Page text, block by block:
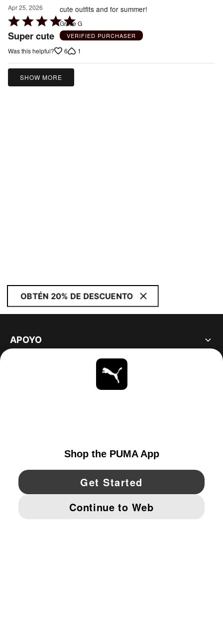
Apr 25, 2026
Rated
5
of
5
Super cute
cute outfits and for summer!
Grace G
VERIFIED PURCHASER
Was this helpful? 6 1
SHOW MORE
OBTÉN 20% DE DESCUENTO
APOYO
YouTube Twitter Pinterest
IMPRINT AND LEGAL DATA